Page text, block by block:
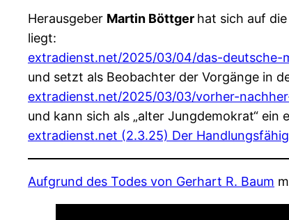
Herausgeber Martin Böttger hat sich auf
liegt:
extradienst.net/2025/03/04/das-deutsche-
und setzt als Beobachter der Vorgänge in
extradienst.net/2025/03/03/vorher-
und kann sich als „alter Jungdemokrat“
extradienst.net (2.3.25) Der
Aufgrund des Todes von Gerhart R. Baum